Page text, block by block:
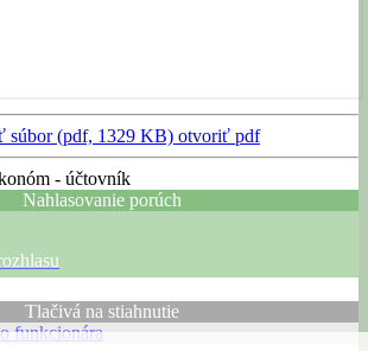
súbor (pdf, 1329 KB) otvoriť pdf
- účtovník
Nahlasovanie porúch
Tlačivá na stiahnutie
funkcionára